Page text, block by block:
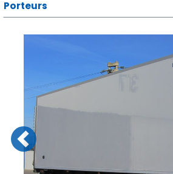
Porteurs
Previous